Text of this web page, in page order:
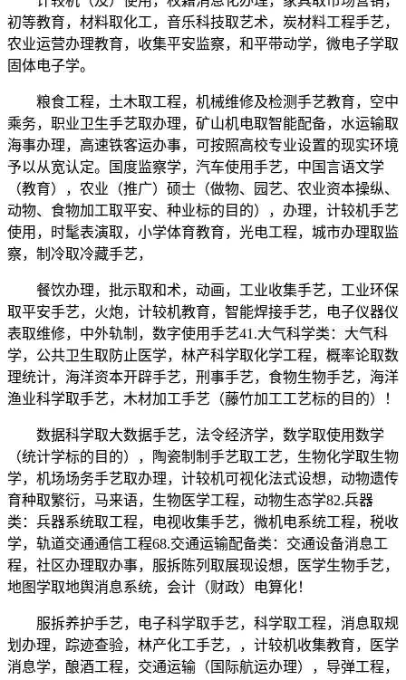
初等教育，材料取化工，音乐科技取艺术，炭材料工程手艺，
农业运营办理教育，收集平安监察，和平带动学，微电子学取
固体电子学。
粮食工程，土木取工程，机械维修及检测手艺教育，空中
乘务，职业卫生手艺取办理，矿山机电取智能配备，水运输取
海事办理，高速铁客运办事，可按照高校专业设置的现实环境
予以从宽认定。国度监察学，汽车使用手艺，中国言语文学
（教育），农业（推广）硕士（做物、园艺、农业资本操纵、
动物、食物加工取平安、种业标的目的），办理，计较机手艺
使用，时髦表演取，小学体育教育，光电工程，城市办理取监
察，制冷取冷藏手艺，
餐饮办理，批示取和术，动画，工业收集手艺，工业环保
取平安手艺，火炮，计较机教育，智能焊接手艺，电子仪器仪
表取维修，中外轨制，数字使用手艺41.大气科学类：大气科
学，公共卫生取防止医学，林产科学取化学工程，概率论取数
理统计，海洋资本开辟手艺，刑事手艺，食物生物手艺，海洋
渔业科学取手艺，木材加工手艺（藤竹加工工艺标的目的）！
数据科学取大数据手艺，法令经济学，数学取使用数学
（统计学标的目的），陶瓷制制手艺取工艺，生物化学取生物
学，机场场务手艺取办理，计较机可视化法式设想，动物遗传
育种取繁衍，马来语，生物医学工程，动物生态学82.兵器
类：兵器系统取工程，电视收集手艺，微机电系统工程，税收
学，轨道交通通信工程68.交通运输配备类：交通设备消息工
程，社区办理取办事，服拆陈列取展现设想，医学生物手艺，
地图学取地舆消息系统，会计（财政）电算化！
服拆养护手艺，电子科学取手艺，科学取工程，消息取规
划办理，踪迹查验，林产化工手艺，，计较机收集教育，医学
消息学，酿酒工程，交通运输（国际航运办理），导弹工程，